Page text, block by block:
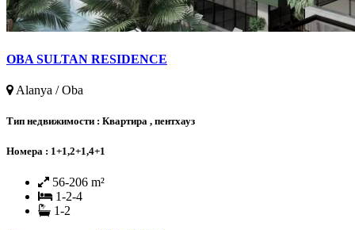
OBA SULTAN RESIDENCE
Alanya / Oba
Тип недвижимости : Квартира , пентхауз
Номера : 1+1,2+1,4+1
56-206 m²
1-2-4
1-2